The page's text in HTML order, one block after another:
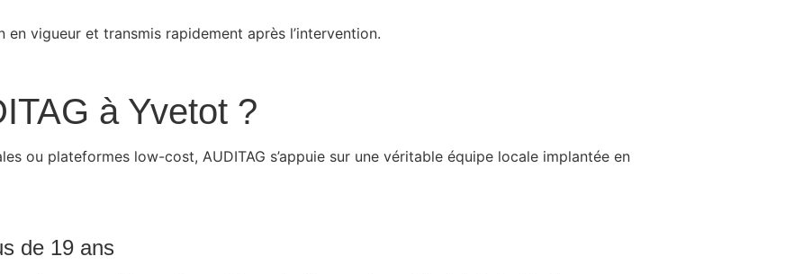
vigueur et transmis rapidement après l’intervention.
à Yvetot ?
ou plateformes low-cost, AUDITAG s’appuie sur une véritable équipe locale implantée en
de 19 ans